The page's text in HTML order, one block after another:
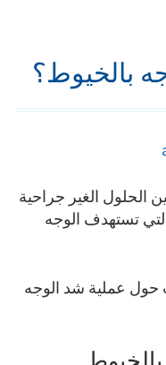
بالخيوط؟
الحلول الغير جراحية
تستهدف الوجه
حول عملية شد الوجه